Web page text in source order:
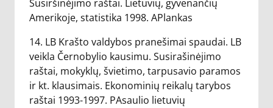
Susiršinėjimo raštai. Lietuvių, gyvenančių
Amerikoje, statistika 1998. APlankas
14. LB Krašto valdybos pranešimai spaudai. LB
veikla Černobylio kausimu. Susirašinėjimo
raštai, mokyklų, švietimo, tarpusavio paramos
ir kt. klausimais. Ekonominių reikalų tarybos
raštai 1993-1997. PAsaulio lietuvių